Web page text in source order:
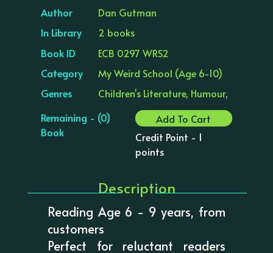
Author
Dan Gutman
In Library
2 books
Book ID
ECB 0297 WRS2
Category
My Weird School (Age 6-10)
Genres
Children's Literature, Humour,
Remaining - (0)
Book
Add To Cart
Credit Point - 1
points
Description
Reading Age 6 - 9 years, from
customers
Perfect for reluctant readers